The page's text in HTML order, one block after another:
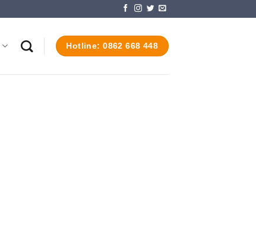
Hotline: 0862 668 448